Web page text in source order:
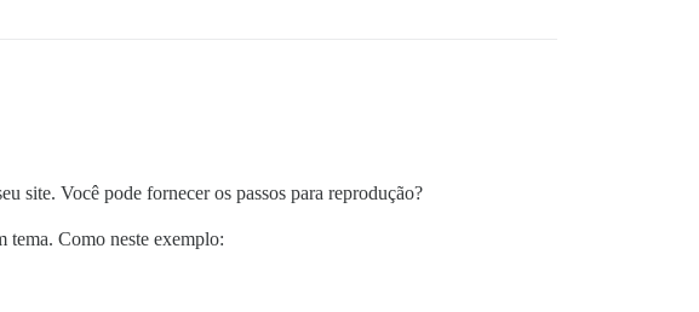
site. Você pode fornecer os passos para reprodução?
tema. Como neste exemplo: